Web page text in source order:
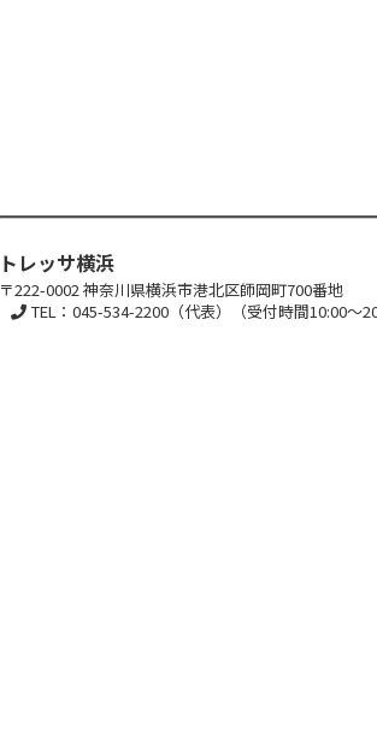
トレッサ横浜
〒222-0002 神奈川県横浜市港北区師岡町700番地
TEL：045-534-2200（代表）（受付時間10:00～